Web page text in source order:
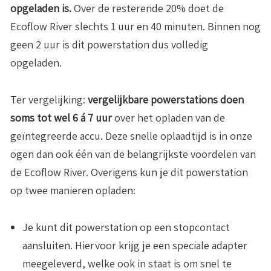
opgeladen is.Over de resterende 20% doet de
Ecoflow River slechts 1 uur en 40 minuten. Binnen nog
geen 2 uur is dit powerstation dus volledig
opgeladen.
Ter vergelijking: vergelijkbare powerstations doen
soms tot wel 6 á 7 uurover het opladen van de
geïntegreerde accu. Deze snelle oplaadtijd is in onze
ogen dan ook één van de belangrijkste voordelen van
de Ecoflow River. Overigens kun je dit powerstation
op twee manieren opladen:
Je kunt dit powerstation op een stopcontact
aansluiten. Hiervoor krijg je een speciale adapter
meegeleverd, welke ook in staat is om snel te